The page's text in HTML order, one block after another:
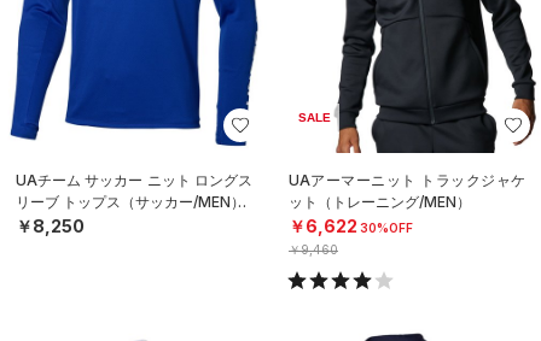
UAチーム サッカー ニット ロングス
リーブ トップス（サッカー/MEN）
￥8,250
SALE
UAアーマーニット トラックジャケ
ット（トレーニング/MEN）
￥6,622 30%OFF
￥9,460